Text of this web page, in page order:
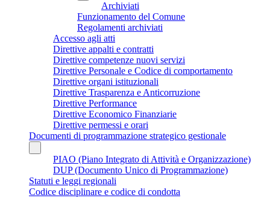
Archiviati
Funzionamento del Comune
Regolamenti archiviati
Accesso agli atti
Direttive appalti e contratti
Direttive competenze nuovi servizi
Direttive Personale e Codice di comportamento
Direttive organi istituzionali
Direttive Trasparenza e Anticorruzione
Direttive Performance
Direttive Economico Finanziarie
Direttive permessi e orari
Documenti di programmazione strategico gestionale
PIAO (Piano Integrato di Attività e Organizzazione)
DUP (Documento Unico di Programmazione)
Statuti e leggi regionali
Codice disciplinare e codice di condotta